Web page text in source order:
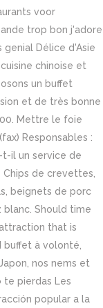
voor
trop bon j'adore
genial Délice d'Asie
chinoise et
un buffet
et de très bonne
Mettre le foie
Responsables :
t-il un service de
Chips de crevettes,
beignets de porc
blanc. Should time
that is
buffet à volonté,
nos nems et
te pierdas Les
popular a la